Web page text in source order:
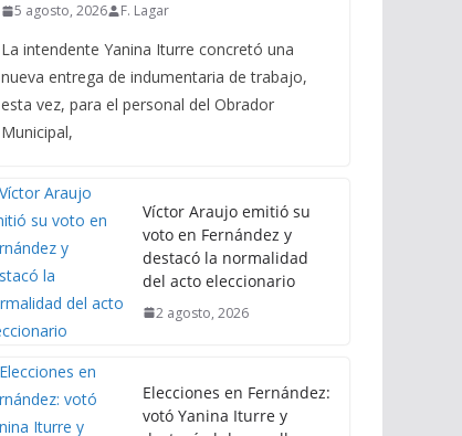
5 agosto, 2026 F. Lagar
La intendente Yanina Iturre concretó una
nueva entrega de indumentaria de trabajo,
esta vez, para el personal del Obrador
Municipal,
Víctor Araujo emitió su
voto en Fernández y
destacó la normalidad
del acto eleccionario
2 agosto, 2026
Elecciones en Fernández:
votó Yanina Iturre y